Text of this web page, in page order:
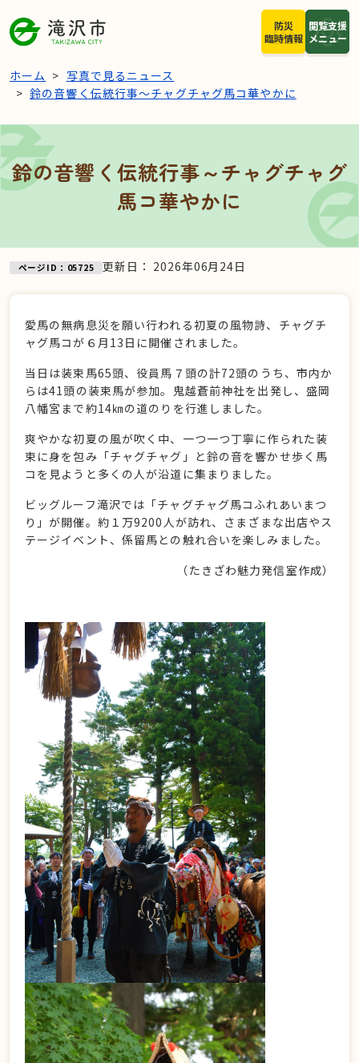
閲覧支援
メニュー
防災
臨時情報
ホーム
写真で見るニュース
鈴の音響く伝統行事～チャグチャグ馬コ華やかに
鈴の音響く伝統行事～チャグチャグ
馬コ華やかに
ページID：05725 更新日： 2026年06月24日
愛馬の無病息災を願い行われる初夏の風物詩、チャグチ
ャグ馬コが６月13日に開催されました。
当日は装束馬65頭、役員馬７頭の計72頭のうち、市内か
らは41頭の装束馬が参加。鬼越蒼前神社を出発し、盛岡
八幡宮まで約14㎞の道のりを行進しました。
爽やかな初夏の風が吹く中、一つ一つ丁寧に作られた装
束に身を包み「チャグチャグ」と鈴の音を響かせ歩く馬
コを見ようと多くの人が沿道に集まりました。
ビッグルーフ滝沢では「チャグチャグ馬コふれあいまつ
り」が開催。約１万9200人が訪れ、さまざまな出店やス
テージイベント、係留馬との触れ合いを楽しみました。
（たきざわ魅力発信室作成）